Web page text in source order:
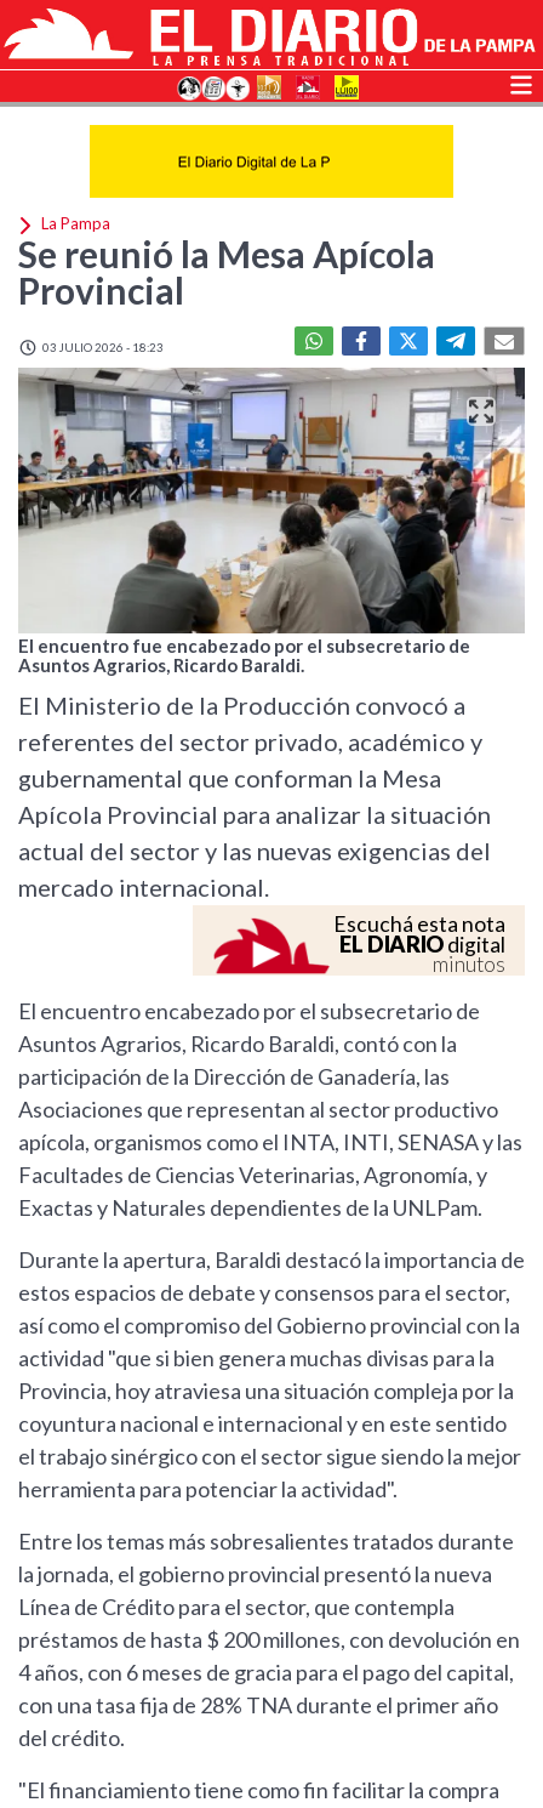
La Pampa
Se reunió la Mesa Apícola
Provincial
03 JULIO 2026 - 18:23
El encuentro fue encabezado por el subsecretario de
Asuntos Agrarios, Ricardo Baraldi.
El Ministerio de la Producción convocó a
referentes del sector privado, académico y
gubernamental que conforman la Mesa
Apícola Provincial para analizar la situación
actual del sector y las nuevas exigencias del
mercado internacional.
Escuchá esta nota
EL DIARIOdigital
minutos
El encuentro encabezado por el subsecretario de
Asuntos Agrarios, Ricardo Baraldi, contó con la
participación de la Dirección de Ganadería, las
Asociaciones que representan al sector productivo
apícola, organismos como el INTA, INTI, SENASA y las
Facultades de Ciencias Veterinarias, Agronomía, y
Exactas y Naturales dependientes de la UNLPam.
Durante la apertura, Baraldi destacó la importancia de
estos espacios de debate y consensos para el sector,
así como el compromiso del Gobierno provincial con la
actividad "que si bien genera muchas divisas para la
Provincia, hoy atraviesa una situación compleja por la
coyuntura nacional e internacional y en este sentido
el trabajo sinérgico con el sector sigue siendo la mejor
herramienta para potenciar la actividad".
Entre los temas más sobresalientes tratados durante
la jornada, el gobierno provincial presentó la nueva
Línea de Crédito para el sector, que contempla
préstamos de hasta $ 200 millones, con devolución en
4 años, con 6 meses de gracia para el pago del capital,
con una tasa fija de 28% TNA durante el primer año
del crédito.
"El financiamiento tiene como fin facilitar la compra